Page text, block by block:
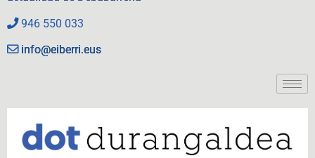
946 550 033
info@eiberri.eus